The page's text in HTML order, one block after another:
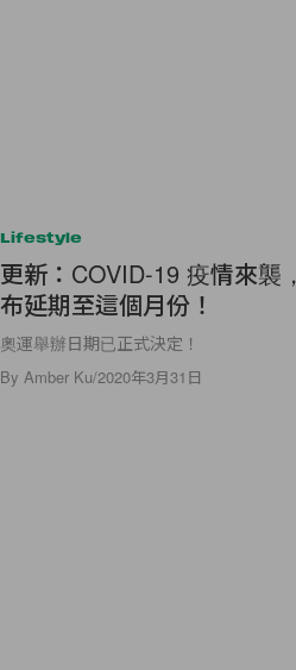
Lifestyle
更新：COVID-19 疫情來襲
布延期至這個月份！
奧運舉辦日期已正式決定！
By Amber Ku/2020年3月31日